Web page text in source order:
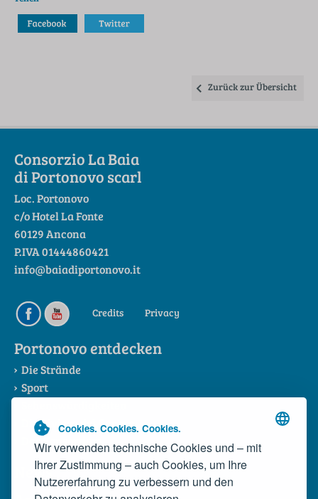
Cookies. Cookies. Cookies.
Wir verwenden technische Cookies und – mit
Ihrer Zustimmung – auch Cookies, um Ihre
Nutzererfahrung zu verbessern und den
Zurück zur Übersicht
Consorzio La Baia
di Portonovo scarl
Loc. Portonovo
c/o Hotel La Fonte
60129 Ancona
P.IVA 01444860421
info@baiadiportonovo.it
Credits Privacy
Portonovo entdecken
Die Strände
Sport
Die Riviera del Conero
Das Konsortium
News